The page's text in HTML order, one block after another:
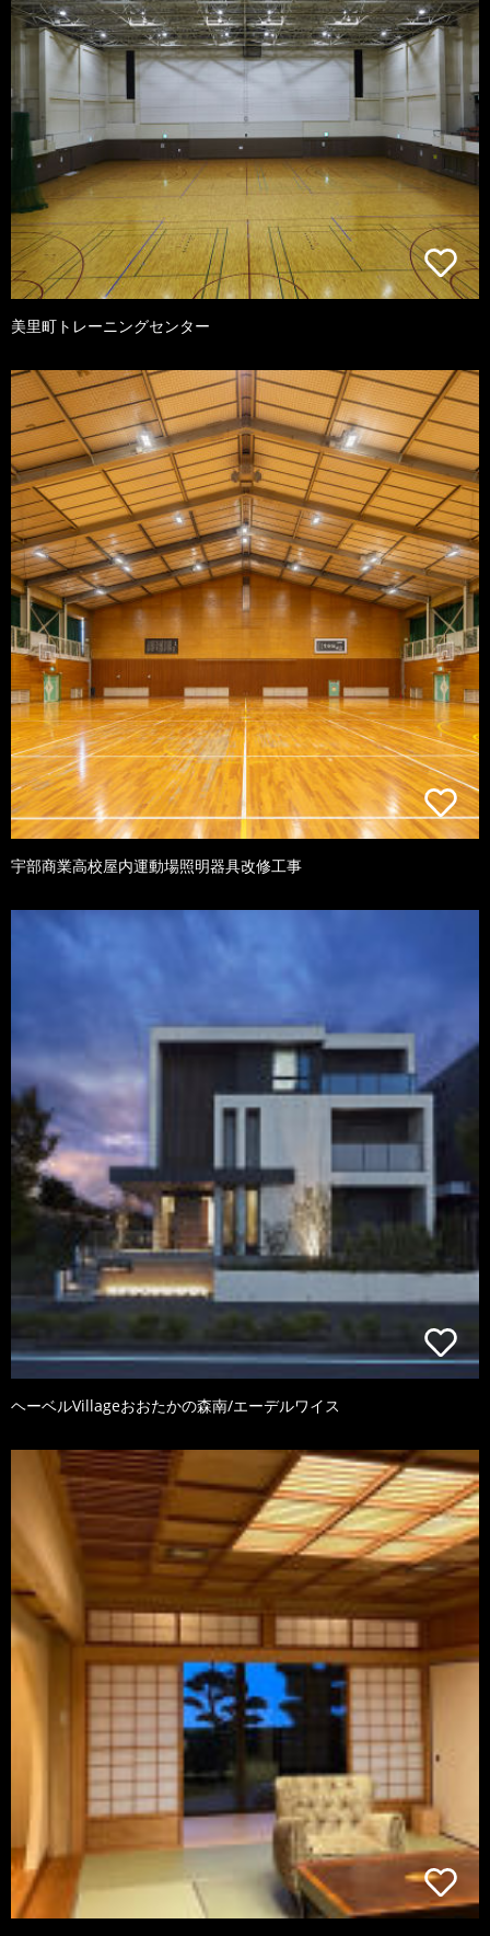
美里町トレーニングセンター
宇部商業高校屋内運動場照明器具改修工事
ヘーベルVillageおおたかの森南/エーデルワイス